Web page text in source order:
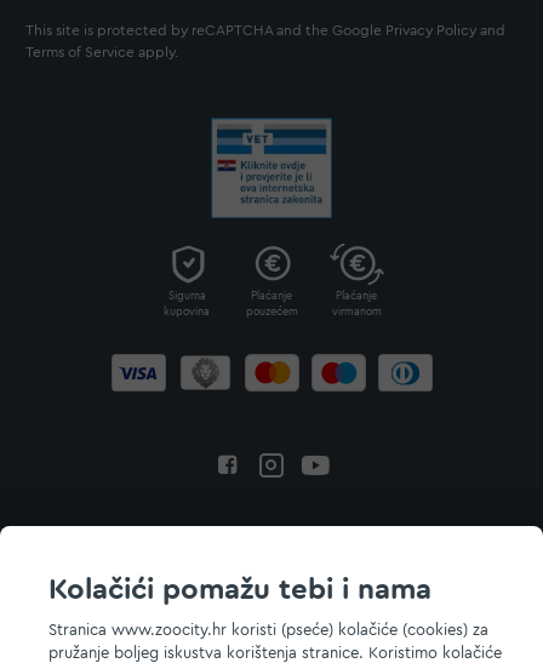
Kolačići pomažu tebi i nama
Stranica www.zoocity.hr koristi (pseće) kolačiće (cookies) za
pružanje boljeg iskustva korištenja stranice. Koristimo kolačiće
This site is protected by reCAPTCHA and the Google Privacy Policy and
Terms of Service apply.
Sigurna
kupovina
Plaćanje
pouzećem
Plaćanje
virmanom
© 2026 ZOOCITY. Sva prava zadržana.